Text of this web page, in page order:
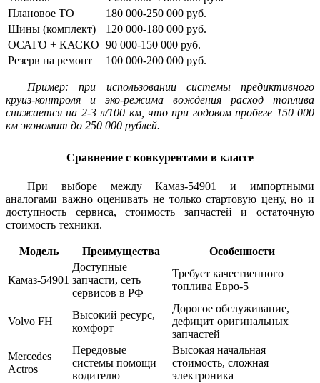
Плановое ТО
180 000-250 000 руб.
Шины (комплект)
120 000-180 000 руб.
ОСАГО + КАСКО 90 000-150 000 руб.
Резерв на ремонт
100 000-200 000 руб.
Пример: при использовании системы предиктивного
круиз-контроля и эко-режима вождения расход топлива
снижается на 2-3 л/100 км, что при годовом пробеге 150 000
км экономит до 250 000 рублей.
Сравнение с конкурентами в классе
При выборе между Камаз-54901 и импортными
аналогами важно оценивать не только стартовую цену, но и
доступность сервиса, стоимость запчастей и остаточную
стоимость техники.
Модель Преимущества Особенности
Камаз-54901
Доступные
запчасти, сеть
сервисов в РФ
Требует качественного
топлива Евро-5
Volvo FH
Высокий ресурс,
комфорт
Дорогое обслуживание,
дефицит оригинальных
запчастей
Mercedes
Actros
Передовые
системы помощи
водителю
Высокая начальная
стоимость, сложная
электроника